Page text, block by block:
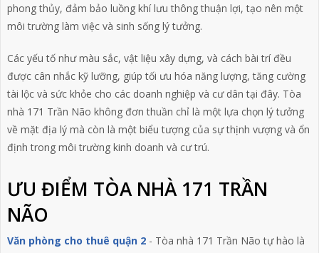
phong thủy, đảm bảo luồng khí lưu thông thuận lợi, tạo nên một
môi trường làm việc và sinh sống lý tưởng.
Các yếu tố như màu sắc, vật liệu xây dựng, và cách bài trí đều
được cân nhắc kỹ lưỡng, giúp tối ưu hóa năng lượng, tăng cường
tài lộc và sức khỏe cho các doanh nghiệp và cư dân tại đây. Tòa
nhà 171 Trần Não không đơn thuần chỉ là một lựa chọn lý tưởng
về mặt địa lý mà còn là một biểu tượng của sự thịnh vượng và ổn
định trong môi trường kinh doanh và cư trú.
ƯU ĐIỂM TÒA NHÀ 171 TRẦN
NÃO
Văn phòng cho thuê quận 2- Tòa nhà 171 Trần Não tự hào là